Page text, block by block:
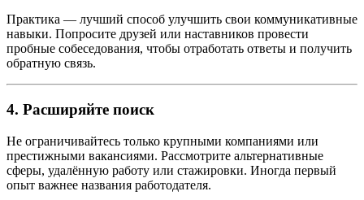
Практика — лучший способ улучшить свои коммуникативные
навыки. Попросите друзей или наставников провести
пробные собеседования, чтобы отработать ответы и получить
обратную связь.
4. Расширяйте поиск
Не ограничивайтесь только крупными компаниями или
престижными вакансиями. Рассмотрите альтернативные
сферы, удалённую работу или стажировки. Иногда первый
опыт важнее названия работодателя.